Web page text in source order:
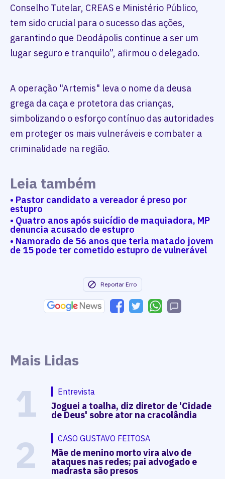
Conselho Tutelar, CREAS e Ministério Público,
tem sido crucial para o sucesso das ações,
garantindo que Deodápolis continue a ser um
lugar seguro e tranquilo”, afirmou o delegado.
A operação "Artemis" leva o nome da deusa
grega da caça e protetora das crianças,
simbolizando o esforço contínuo das autoridades
em proteger os mais vulneráveis e combater a
criminalidade na região.
Leia também
• Pastor candidato a vereador é preso por
estupro
• Quatro anos após suicídio de maquiadora, MP
denuncia acusado de estupro
• Namorado de 56 anos que teria matado jovem
de 15 pode ter cometido estupro de vulnerável
Reportar Erro
Mais Lidas
1 Entrevista
Joguei a toalha, diz diretor de 'Cidade
de Deus' sobre ator na cracolândia
2 CASO GUSTAVO FEITOSA
Mãe de menino morto vira alvo de
ataques nas redes; pai advogado e
madrasta são presos